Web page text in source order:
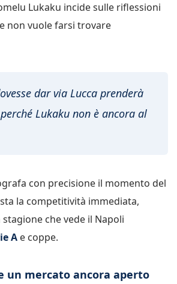
Lukaku incide sulle riflessioni
non vuole farsi trovare
dar via Lucca prenderà
Lukaku non è ancora al
con precisione il momento del
la competitività immediata,
che vede il Napoli
A e coppe.
un mercato ancora aperto